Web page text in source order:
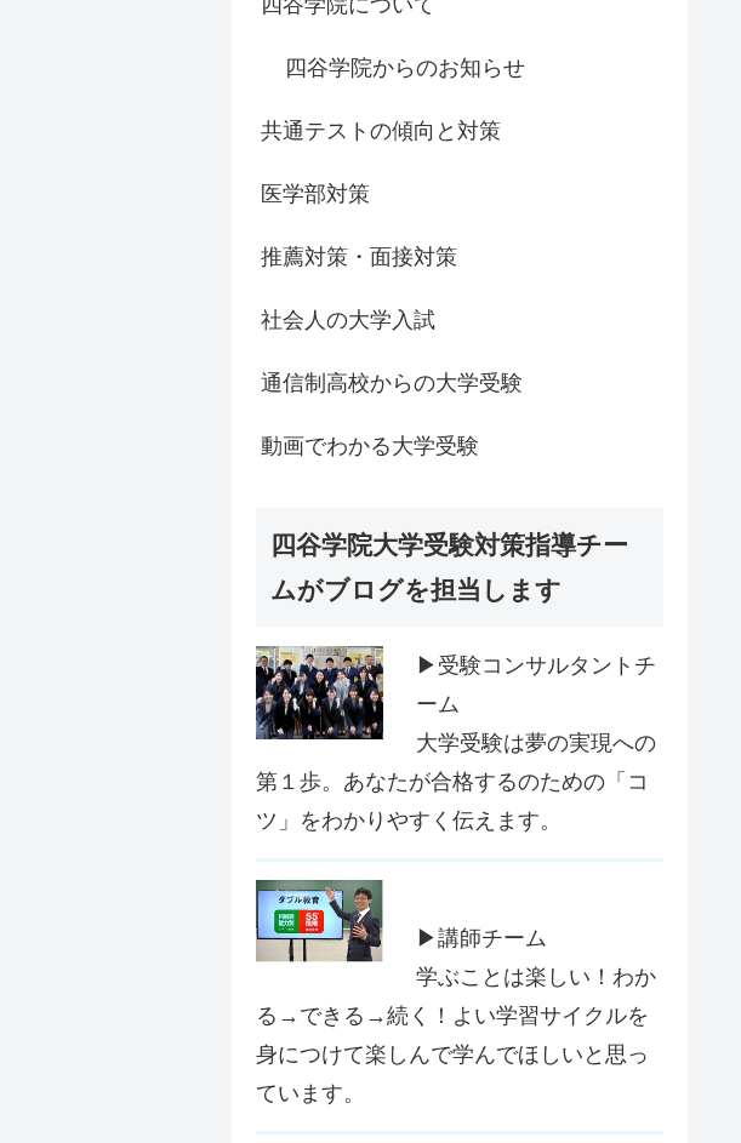
四谷学院からのお知らせ
共通テストの傾向と対策
医学部対策
推薦対策・面接対策
社会人の大学入試
通信制高校からの大学受験
動画でわかる大学受験
四谷学院大学受験対策指導チー
ムがブログを担当します
▶受験コンサルタントチ
ーム
大学受験は夢の実現への
第１歩。あなたが合格するのための「コ
ツ」をわかりやすく伝えます。
▶講師チーム
学ぶことは楽しい！わか
る→できる→続く！よい学習サイクルを
身につけて楽しんで学んでほしいと思っ
ています。